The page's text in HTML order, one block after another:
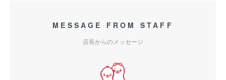
MESSAGE FROM STAFF
店長からのメッセージ